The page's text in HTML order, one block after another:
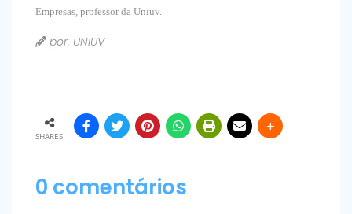
Empresas, professor da Uniuv.
por: UNIUV
SHARES
0 comentários